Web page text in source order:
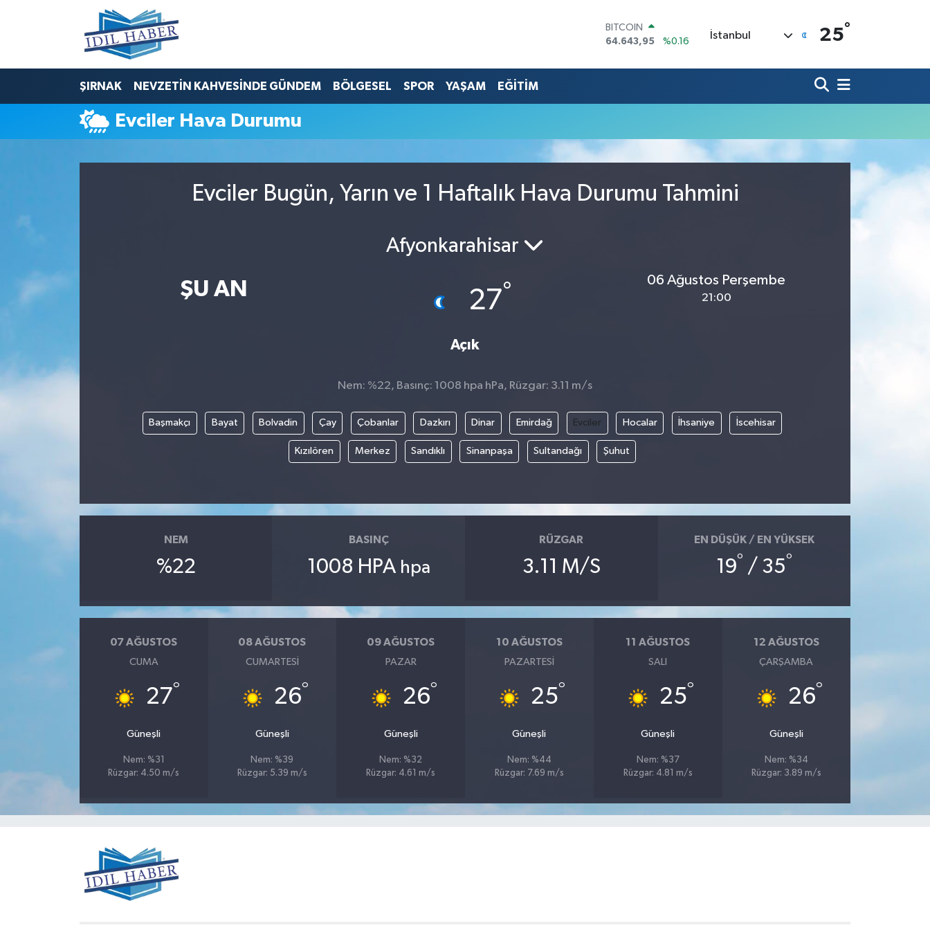
BITCOIN
64.643,95
%0.16
47,6006
%0.06
GRAM ALTIN
BİST100
İstanbul 25°
ŞIRNAK NEVZETİN KAHVESİNDE GÜNDEM BÖLGESEL SPOR YAŞAM EĞİTİM
Evciler Hava Durumu
Evciler Bugün, Yarın ve 1 Haftalık Hava Durumu Tahmini
ŞU AN
Afyonkarahisar
27°
Açık
06 Ağustos Perşembe
21:00
Nem: %22, Basınç: 1008 hpa hPa, Rüzgar: 3.11 m/s
Başmakçı Bayat Bolvadin Çay Çobanlar Dazkırı Dinar Emirdağ Evciler Hocalar İhsaniye İscehisar
Kızılören Merkez Sandıklı Sinanpaşa Sultandağı Şuhut
NEM
%22
BASINÇ
1008 HPA hpa
RÜZGAR
3.11 M/S
EN DÜŞÜK / EN YÜKSEK
19° / 35°
07 AĞUSTOS
CUMA
27°
Güneşli
Nem: %31
Rüzgar: 4.50 m/s
08 AĞUSTOS
CUMARTESI
26°
Güneşli
Nem: %39
Rüzgar: 5.39 m/s
09 AĞUSTOS
PAZAR
26°
Güneşli
Nem: %32
Rüzgar: 4.61 m/s
10 AĞUSTOS
PAZARTESI
25°
Güneşli
Nem: %44
Rüzgar: 7.69 m/s
11 AĞUSTOS
SALI
25°
Güneşli
Nem: %37
Rüzgar: 4.81 m/s
12 AĞUSTOS
ÇARŞAMBA
26°
Güneşli
Nem: %34
Rüzgar: 3.89 m/s
Nöbetçi Eczaneler
Hava Durumu
Trafik Durumu